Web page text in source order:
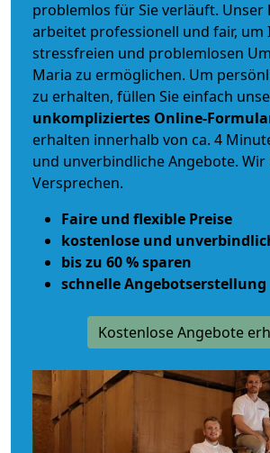
problemlos für Sie verläuft. Unser
arbeitet professionell und fair, um
stressfreien und problemlosen
Maria zu ermöglichen. Um
zu erhalten, füllen Sie einfach
unkompliziertes Online-
erhalten innerhalb von ca. 4
und unverbindliche Angebote.
Versprechen.
Faire und flexible Preise
kostenlose und
bis zu 60 % sparen
schnelle Angebotserstellung
Kostenlose Angebote